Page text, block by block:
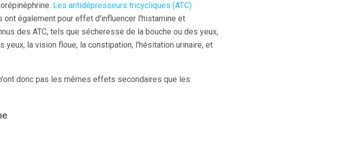
Les antidépresseurs tricycliques (ATC)
également pour effet d'influencer l'histamine et
des ATC, tels que sécheresse de la bouche ou des yeux,
la vision floue, la constipation, l'hésitation urinaire, et
donc pas les mêmes effets secondaires que les